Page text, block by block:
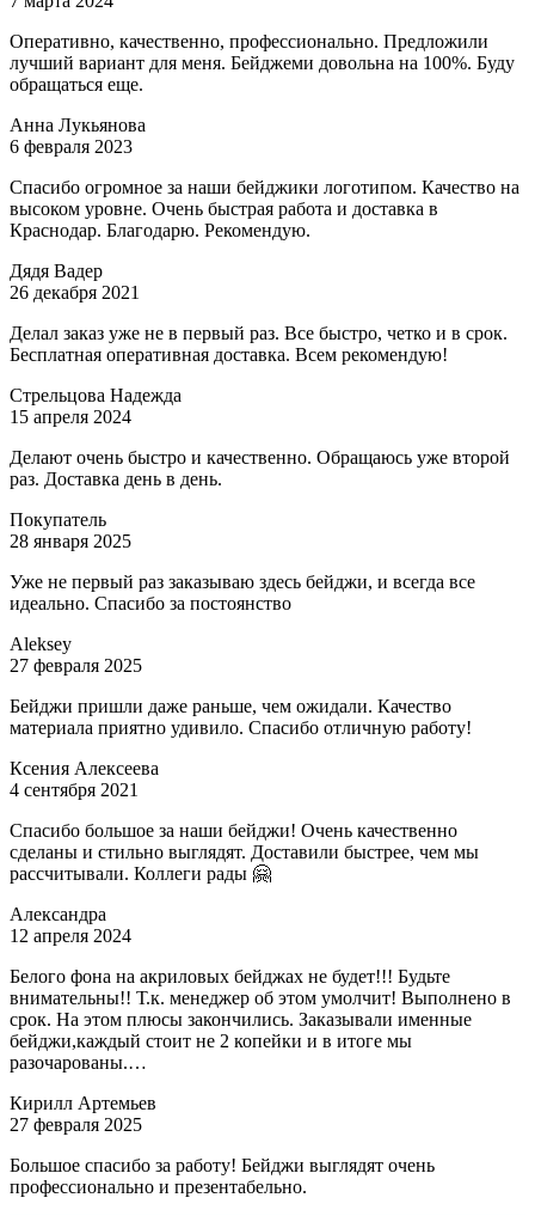
Оперативно, качественно, профессионально. Предложили
лучший вариант для меня. Бейджеми довольна на 100%. Буду
обращаться еще.
Анна Лукьянова
6 февраля 2023
Спасибо огромное за наши бейджики логотипом. Качество на
высоком уровне. Очень быстрая работа и доставка в
Краснодар. Благодарю. Рекомендую.
Дядя Вадер
26 декабря 2021
Делал заказ уже не в первый раз. Все быстро, четко и в срок.
Бесплатная оперативная доставка. Всем рекомендую!
Стрельцова Надежда
15 апреля 2024
Делают очень быстро и качественно. Обращаюсь уже второй
раз. Доставка день в день.
Покупатель
28 января 2025
Уже не первый раз заказываю здесь бейджи, и всегда все
идеально. Спасибо за постоянство
Aleksey
27 февраля 2025
Бейджи пришли даже раньше, чем ожидали. Качество
материала приятно удивило. Спасибо отличную работу!
Ксения Алексеева
4 сентября 2021
Спасибо большое за наши бейджи! Очень качественно
сделаны и стильно выглядят. Доставили быстрее, чем мы
рассчитывали. Коллеги рады 🤗
Александра
12 апреля 2024
Белого фона на акриловых бейджах не будет!!! Будьте
внимательны!! Т.к. менеджер об этом умолчит! Выполнено в
срок. На этом плюсы закончились. Заказывали именные
бейджи,каждый стоит не 2 копейки и в итоге мы
разочарованы.…
Кирилл Артемьев
27 февраля 2025
Большое спасибо за работу! Бейджи выглядят очень
профессионально и презентабельно.